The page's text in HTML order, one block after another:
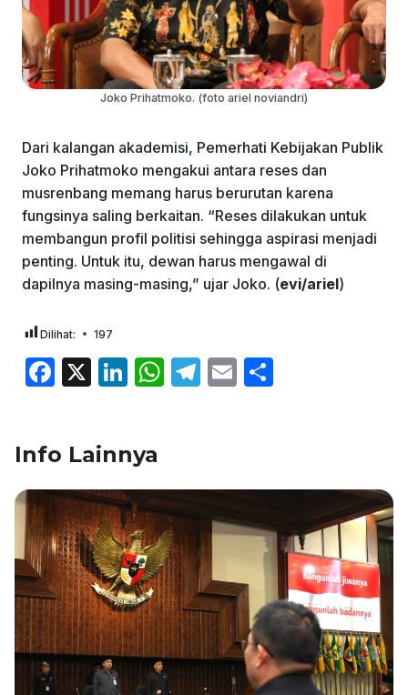
Joko Prihatmoko. (foto ariel noviandri)
Dari kalangan akademisi, Pemerhati Kebijakan Publik
Joko Prihatmoko mengakui antara reses dan
musrenbang memang harus berurutan karena
fungsinya saling berkaitan. “Reses dilakukan untuk
membangun profil politisi sehingga aspirasi menjadi
penting. Untuk itu, dewan harus mengawal di
dapilnya masing-masing,” ujar Joko. (evi/ariel)
Dilihat: 197
F
e
b
o
o
k
X
Li
e
dI
n
W
A
p
p
T
a
m
E
Info Lainnya